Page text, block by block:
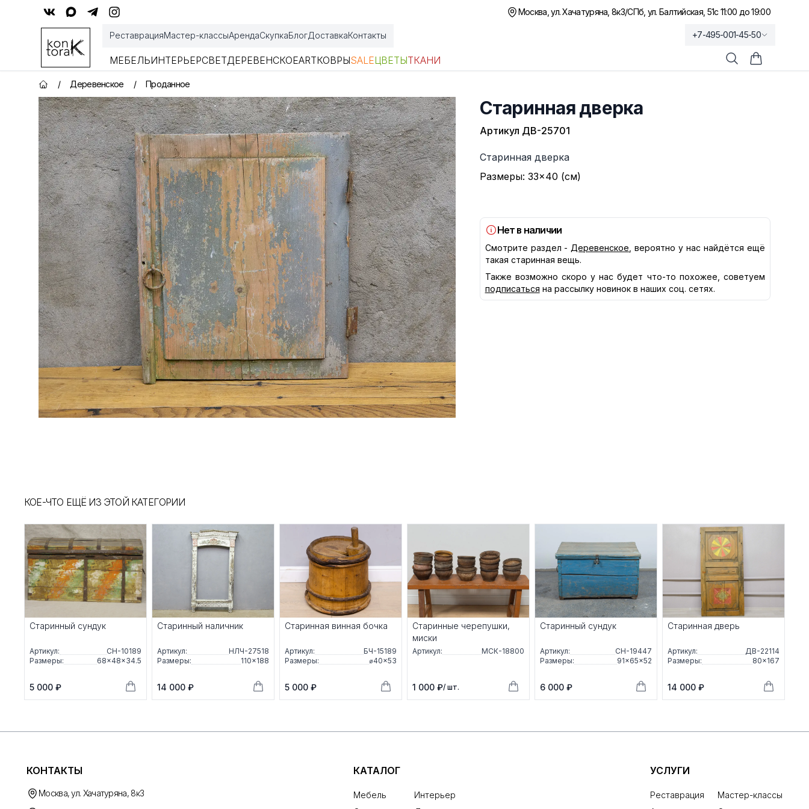
Москва, ул. Хачатуряна, 8к3/СПб, ул. Балтийская, 51с 11:00 до 19:00
РеставрацияМастер-классыАрендаСкупкаБлогДоставкаКонтакты
МЕБЕЛЬИНТЕРЬЕРСВЕТДЕРЕВЕНСКОЕARTКОВРЫSALEЦВЕТЫТКАНИ
+7-495-001-45-50
ПоискКорзина
Главная страница
/ Деревенское / Проданное
Старинная дверка
Артикул ДВ-25701
Описание
Старинная дверка
Размеры: 33×40 (см)
Нет в наличии
Смотрите раздел - Деревенское , вероятно у нас найдётся ещё
такая старинная вещь.
Также возможно скоро у нас будет что-то похожее, советуем
подписаться на рассылку новинок в наших соц. сетях.
КОЕ-ЧТО ЕЩЁ ИЗ ЭТОЙ КАТЕГОРИИ
Старинный сундук
Артикул:
СН-10189
Размеры:
68×48×34.5
5 000 ₽
Старинный наличник
Артикул:
НЛЧ-27518
Размеры:
110×188
14 000 ₽
Старинная винная бочка
Артикул:
БЧ-15189
Размеры:
⌀40×53
5 000 ₽
Старинные черепушки,
миски
Артикул: МСК-18800
1 000 ₽/ шт.
Старинный сундук
Артикул:
СН-19447
Размеры:
91×65×52
6 000 ₽
Старинная дверь
Артикул:
ДВ-22114
Размеры:
80×167
14 000 ₽
КОНТАКТЫ
Москва, ул. Хачатуряна, 8к3
КАТАЛОГ
Мебель
Интерьер
УСЛУГИ
Реставрация
Мастер-классы